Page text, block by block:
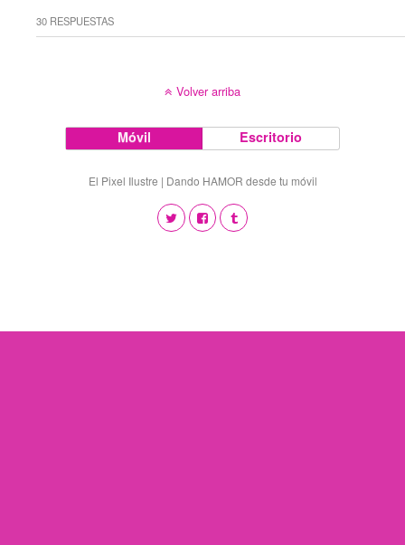
30 RESPUESTAS
Volver arriba
Móvil Escritorio
El Pixel Ilustre | Dando HAMOR desde tu móvil